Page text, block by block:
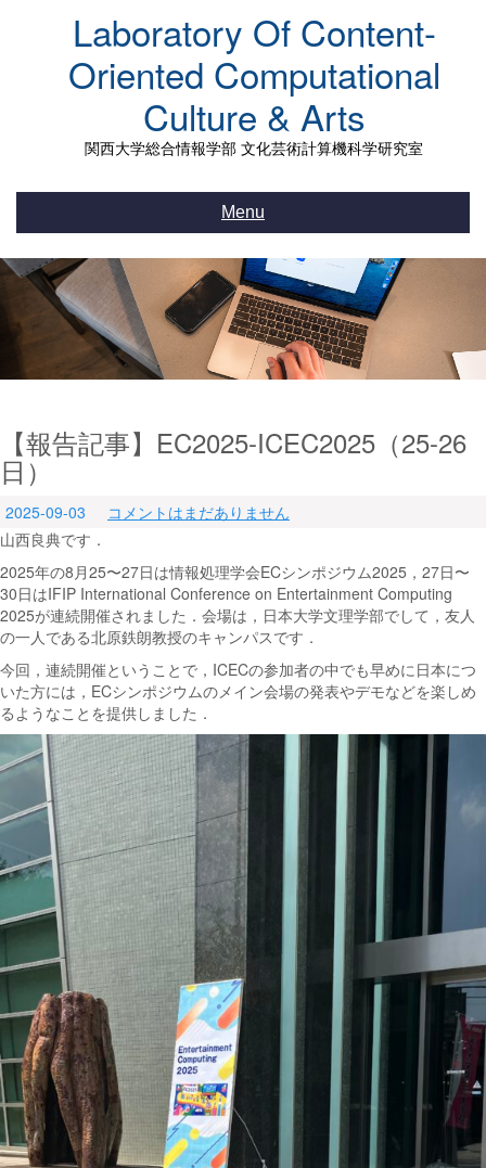
Laboratory Of Content-
Oriented Computational
Culture & Arts
関西大学総合情報学部 文化芸術計算機科学研究室
Menu
【報告記事】EC2025-ICEC2025（25-26
日）
2025-09-03
コメントはまだありません
山西良典です．
2025年の8月25〜27日は情報処理学会ECシンポジウム2025，27日〜
30日はIFIP International Conference on Entertainment Computing
2025が連続開催されました．会場は，日本大学文理学部でして，友人
の一人である北原鉄朗教授のキャンパスです．
今回，連続開催ということで，ICECの参加者の中でも早めに日本につ
いた方には，ECシンポジウムのメイン会場の発表やデモなどを楽しめ
るようなことを提供しました．